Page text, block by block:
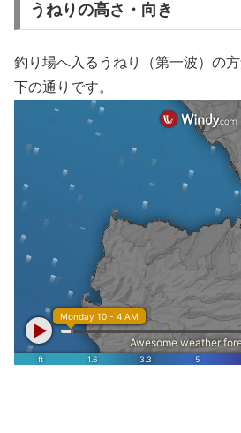
うねりの高さ・向き
釣り場へ入るうねり（第一波）の
下の通りです。